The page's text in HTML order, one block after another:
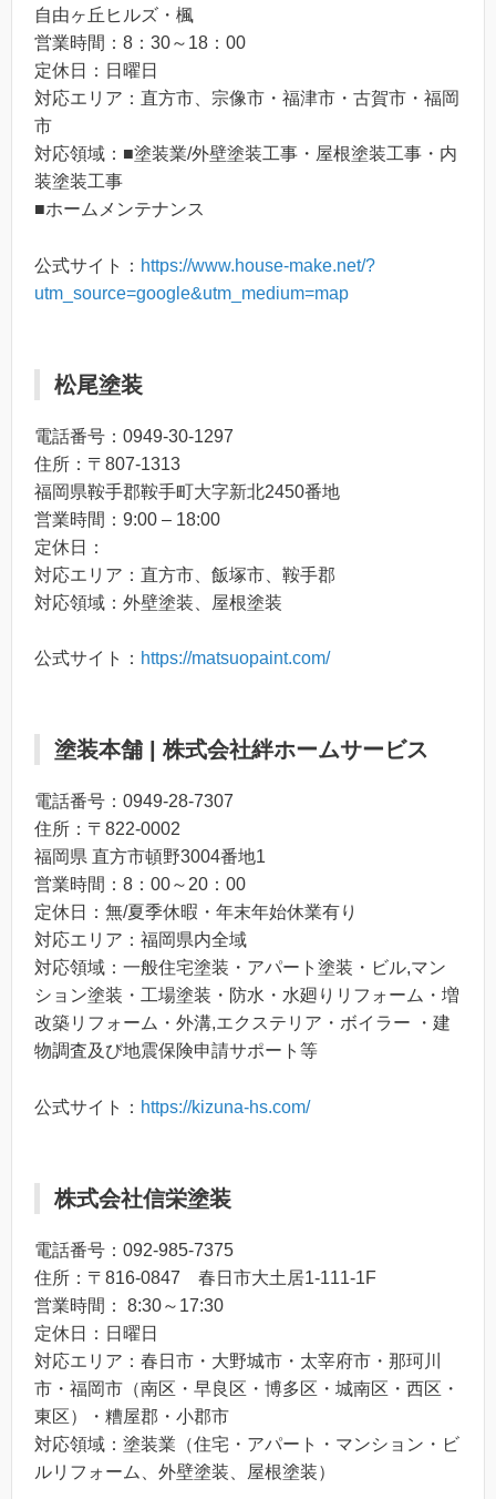
自由ヶ丘ヒルズ・楓
営業時間：8：30～18：00
定休日：日曜日
対応エリア：直方市、宗像市・福津市・古賀市・福岡
市
対応領域：■塗装業/外壁塗装工事・屋根塗装工事・内
装塗装工事
■ホームメンテナンス
公式サイト： https://www.house-make.net/?
utm_source=google&utm_medium=map
松尾塗装
電話番号：0949-30-1297
住所：〒807-1313
福岡県鞍手郡鞍手町大字新北2450番地
営業時間：9:00 – 18:00
定休日：
対応エリア：直方市、飯塚市、鞍手郡
対応領域：外壁塗装、屋根塗装
公式サイト： https://matsuopaint.com/
塗装本舗 | 株式会社絆ホームサービス
電話番号：0949-28-7307
住所：〒822-0002
福岡県 直方市頓野3004番地1
営業時間：8：00～20：00
定休日：無/夏季休暇・年末年始休業有り
対応エリア：福岡県内全域
対応領域：一般住宅塗装・アパート塗装・ビル,マン
ション塗装・工場塗装・防水・水廻りリフォーム・増
改築リフォーム・外溝,エクステリア・ボイラー ・建
物調査及び地震保険申請サポート等
公式サイト： https://kizuna-hs.com/
株式会社信栄塗装
電話番号：092-985-7375
住所：〒816-0847 春日市大土居1-111-1F
営業時間： 8:30～17:30
定休日：日曜日
対応エリア：春日市・大野城市・太宰府市・那珂川
市・福岡市（南区・早良区・博多区・城南区・西区・
東区）・糟屋郡・小郡市
対応領域：塗装業（住宅・アパート・マンション・ビ
ルリフォーム、外壁塗装、屋根塗装）